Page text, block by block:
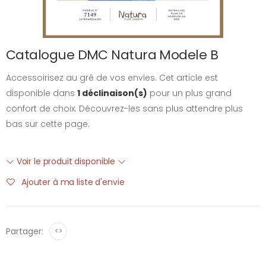
Catalogue DMC Natura Modele B
Accessoirisez au gré de vos envies. Cet article est
disponible dans 1 déclinaison(s) pour un plus grand
confort de choix. Découvrez-les sans plus attendre plus
bas sur cette page.
Voir le produit disponible
Ajouter à ma liste d'envie
Partager: <>